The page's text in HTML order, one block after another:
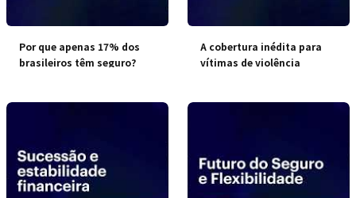
Por que apenas 17% dos
brasileiros têm seguro?
A cobertura inédita para
vítimas de violência